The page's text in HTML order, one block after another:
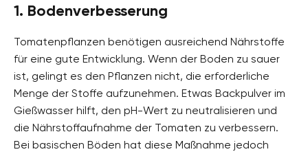
1. Bodenverbesserung
Tomatenpflanzen benötigen ausreichend Nährstoffe
für eine gute Entwicklung. Wenn der Boden zu sauer
ist, gelingt es den Pflanzen nicht, die erforderliche
Menge der Stoffe aufzunehmen. Etwas Backpulver im
Gießwasser hilft, den pH-Wert zu neutralisieren und
die Nährstoffaufnahme der Tomaten zu verbessern.
Bei basischen Böden hat diese Maßnahme jedoch